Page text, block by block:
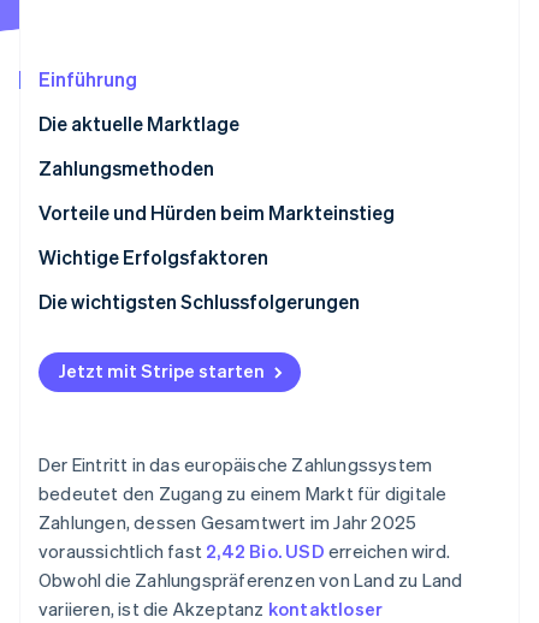
CO₂-Entnahme
Identity
Online-Identitätsprüfung
Jetzt ansehen
Einführung
Die aktuelle Marktlage
Zahlungsmethoden
Derzeitige Nutzung
Neue Trends
Vorteile und Hürden beim Markteinstieg
Steuern
Rückbuchungen und Zahlungsanfechtungen
Internationale Zahlungen
Sicherheit und Datenschutz
Wichtige Erfolgsfaktoren
Die wichtigsten Schlussfolgerungen
Kontaktlose Zahlungen annehmen
Vereinfachen Sie internationale Zahlungen
Jetzt mit Stripe starten
Der Eintritt in das europäische Zahlungssystem
bedeutet den Zugang zu einem Markt für digitale
Zahlungen, dessen Gesamtwert im Jahr 2025
voraussichtlich fast 2,42 Bio. USD erreichen wird.
Obwohl die Zahlungspräferenzen von Land zu Land
variieren, ist die Akzeptanz kontaktloser